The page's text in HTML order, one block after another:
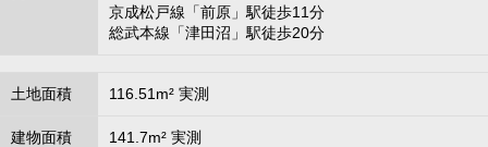
京成松戸線「前原」駅徒歩11分
総武本線「津田沼」駅徒歩20分
土地面積 116.51m² 実測
建物面積 141.7m² 実測